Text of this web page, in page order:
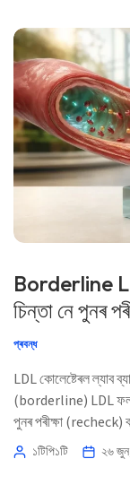
Borderline
চিন্তা নে পুনৰ
প্ৰবন্ধ
LDL কোলেষ্টেৰল ল্যাব
(borderline) LDL ফল
পুনৰ পৰীক্ষা (recheck)
হৃদযন্ত্ৰৰ (heart)
কোলেষ্টেৰল, ApoB,
১টিপি১টি ২৬